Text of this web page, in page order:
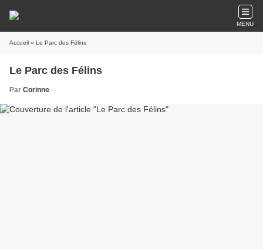
MENU
Accueil » Le Parc des Félins
Le Parc des Félins
Par Corinne